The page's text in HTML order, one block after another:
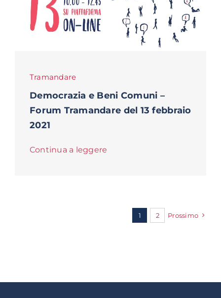
Tramandare
Democrazia e Beni Comuni –
Forum Tramandare del 13 febbraio
2021
Continua a leggere
1 2 Prossimo